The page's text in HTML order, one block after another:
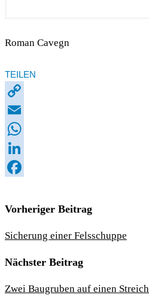
Roman Cavegn
TEILEN
Copy
Link
Email
WhatsApp
LinkedIn
Vorheriger Beitrag
Sicherung einer Felsschuppe
Nächster Beitrag
Zwei Baugruben auf einen Streich